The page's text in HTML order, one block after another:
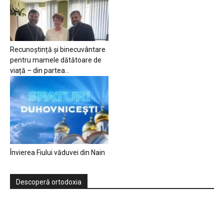
Recunoștință și binecuvântare
pentru mamele dătătoare de
viață – din partea...
Învierea Fiului văduvei din Nain
Descoperă ortodoxia